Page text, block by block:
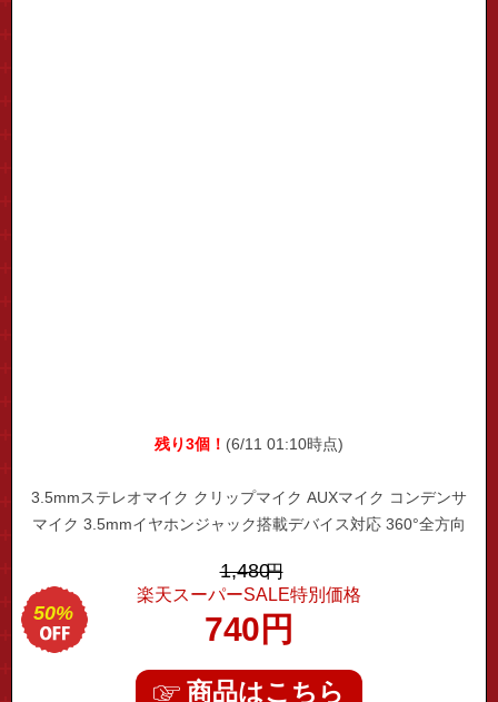
残り3個！ (6/11 01:10時点)
3.5mmステレオマイク クリップマイク AUXマイク コンデンサ
マイク 3.5mmイヤホンジャック搭載デバイス対応 360°全方向
でも録音可能
1,480円
楽天スーパーSALE特別価格
740 円
50%
商品はこちら